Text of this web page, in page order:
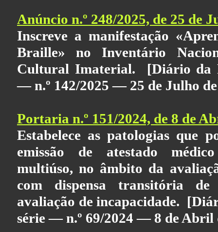
Anúncio n.º 248/2025, de 25 de
Inscreve a manifestação
Braille» no Inventário
Cultural Imaterial. [Diário da
— n.º 142/2025 — 25 de Julho
Portaria n.º 151/2024, de 8 de
Estabelece as patologias que
emissão de atestado
multiúso, no âmbito da
com dispensa transitória
avaliação de incapacidade.
série — n.º 69/2024 — 8 de Abril